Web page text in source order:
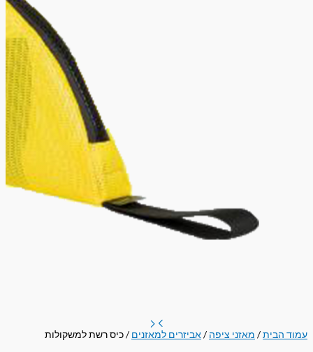
עמוד הבית/ מאזני ציפה /אביזרים למאזנים / כיס רשת למשקולות